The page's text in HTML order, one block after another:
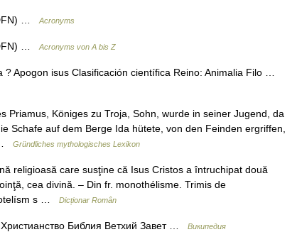
… Acronyms
… Acronyms von A bis Z
Apogon isus Clasificación científica Reino: Animalia Filo …
Priamus, Königes zu Troja, Sohn, wurde in seiner Jugend, da
Schafe auf dem Berge Ida hütete, von den Feinden ergriffen,
Gründliches mythologisches Lexikon
religioasă care susţine că Isus Cristos a întruchipat două
cea divină. – Din fr. monothélisme. Trimis de
s …
Dicționar Român
Библия Ветхий Завет … Википедия